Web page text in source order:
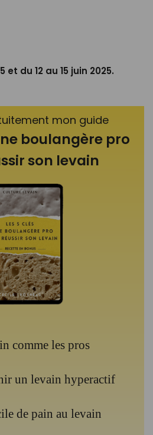
et du 12 au 15 juin 2025.
mon guide
boulangère pro
son levain
comme les pros
un levain hyperactif
de pain au levain